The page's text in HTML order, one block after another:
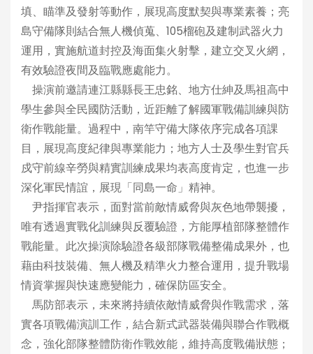
填、瞄準及發射等動作，展現高度默契與專業素養；亮
島守備隊則結合無人機偵蒐、105榴砲及建制武器火力
運用，實施航道封控及海面集火射擊，建立交叉火網，
有效驗證夜間及臨戰應處能力。
操演前邀請連江縣縣長王忠銘、地方仕紳及馬祖高中
學生參與全民國防活動，近距離了解國軍戰備訓練與防
衛作戰能量。過程中，南竿守備大隊依序完成各項課
目，展現高度紀律與專業能力；地方人士及學生對官兵
戍守前線辛勞與精實訓練成果均表高度肯定，也進一步
深化軍民情誼，展現「同島一命」精神。
尹指揮官表示，面對當前敵情威脅與灰色地帶襲擾，
唯有透過實戰化訓練與反覆驗證，方能厚植部隊整體作
戰能量。此次操演除驗證各級部隊戰備整備成果外，也
藉由科技裝備、無人機及精準火力整合運用，提升戰場
情資掌握與快速應變能力，確保防區安全。
馬防部表示，未來將持續依敵情威脅與作戰需求，落
實各項戰備演訓工作，結合新式武器裝備與聯合作戰概
念，強化部隊整體防衛作戰效能，維持高度戰備狀態；